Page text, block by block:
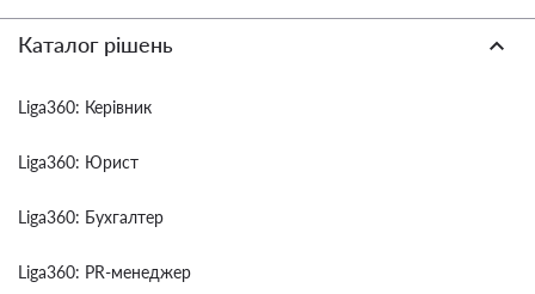
Каталог рішень
Liga360: Керівник
Liga360: Юрист
Liga360: Бухгалтер
Liga360: PR-менеджер